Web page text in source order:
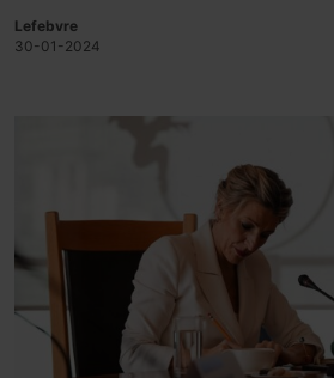
Gobierno
impulsarla
Lefebvre
30-01-2024